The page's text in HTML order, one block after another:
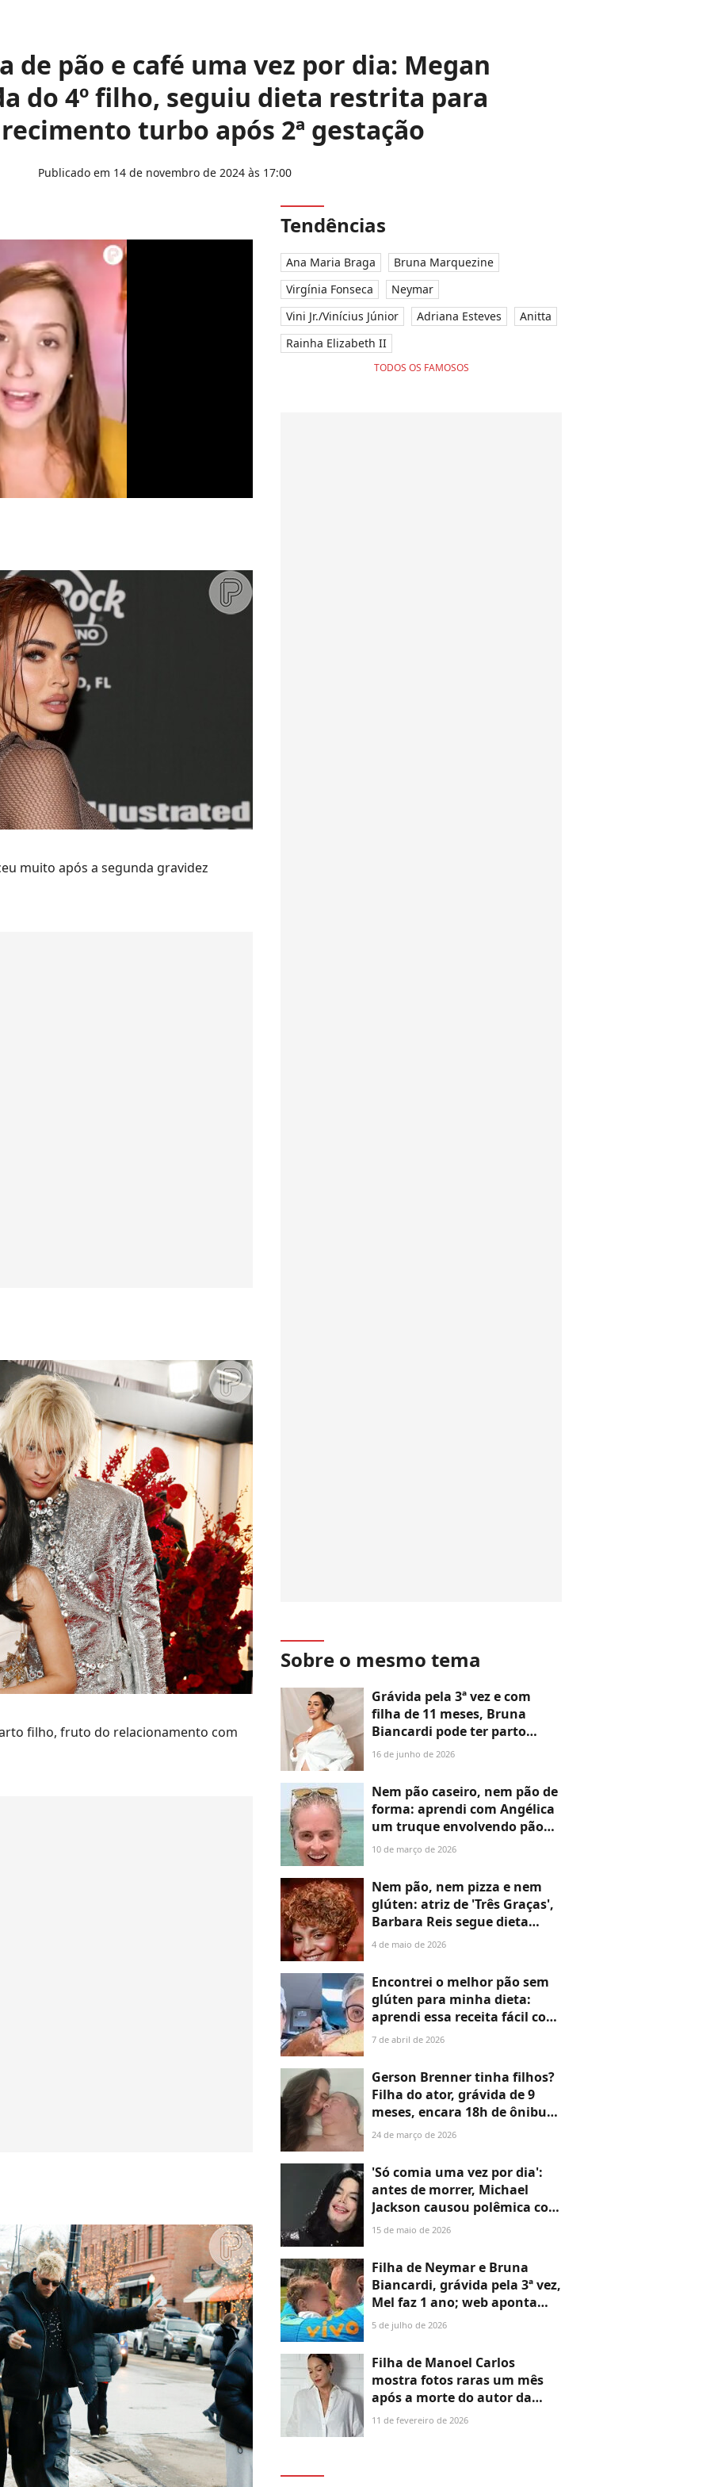
de pão e café uma vez por dia: Megan
do 4º filho, seguiu dieta restrita para
turbo após 2ª gestação
Publicado em 14 de novembro de 2024 às 17:00
muito após a segunda gravidez
filho, fruto do relacionamento com
Tendências
Ana Maria Braga
Bruna Marquezine
Virgínia Fonseca
Neymar
Vini Jr./Vinícius Júnior
Adriana Esteves
Anitta
Rainha Elizabeth II
TODOS OS FAMOSOS
Sobre o mesmo tema
Grávida pela 3ª vez e com
filha de 11 meses, Bruna
Biancardi pode ter parto
normal após duas cesáreas?
principal risco é a ruptura
uterina, que é rara, mas
potencialmente grave'
16 de junho de 2026
Nem pão caseiro, nem pão de
forma: aprendi com Angélica
um truque envolvendo pão
sem glúten no café da manhã
10 de março de 2026
Nem pão, nem pizza e nem
glúten: atriz de 'Três Graças',
Barbara Reis segue dieta
super restrita após
cura. 'Tento levar essa
situação...'
4 de maio de 2026
Encontrei o melhor pão sem
glúten para minha dieta:
aprendi essa receita fácil com
uma campeã do 'MasterChef'
inchado após o café
7 de abril de 2026
Gerson Brenner tinha filhos?
Filha do ator, grávida de 9
meses, encara 18h de ônibus
para velório do pai após ser
despedir'
24 de março de 2026
'Só comia uma vez por dia':
antes de morrer, Michael
Jackson causou polêmica com
dieta super restrita; Rei do
frango e lembrar de comer
15 de maio de 2026
Filha de Neymar e Bruna
Biancardi, grávida pela 3ª vez,
Mel faz 1 ano; web aponta
melhor presente em dia de
Copa 2026: 'Papai tem que...'
5 de julho de 2026
Filha de Manoel Carlos
mostra fotos raras um mês
após a morte do autor da
Globo e revela estado de
11 de fevereiro de 2026